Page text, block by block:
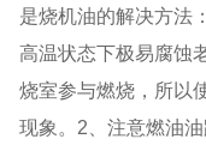
是烧机油的解决方法
高温状态下极易腐蚀
烧室参与燃烧，所以
现象。2、注意燃油